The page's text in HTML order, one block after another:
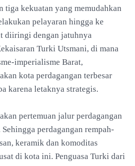
tiga kekuatan yang memudahkan
pelayaran hingga ke
diiringi dengan jatuhnya
Turki Utsmani, di mana
imperialisme Barat,
kota perdagangan terbesar
karena letaknya strategis.
pertemuan jalur perdagangan
perdagangan rempah-
keramik dan komoditas
di kota ini. Penguasa Turki dari